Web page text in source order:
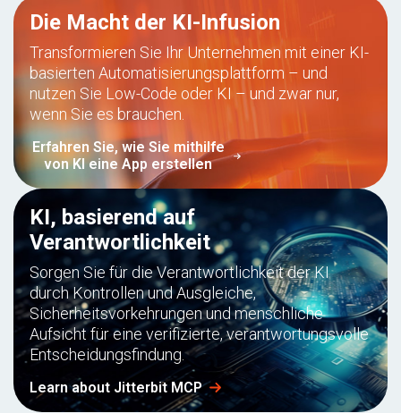
Die Macht der KI-Infusion
Transformieren Sie Ihr Unternehmen mit einer KI-
basierten Automatisierungsplattform – und
nutzen Sie Low-Code oder KI – und zwar nur,
wenn Sie es brauchen.
Erfahren Sie, wie Sie mithilfe
von KI eine App erstellen
KI, basierend auf
Verantwortlichkeit
Sorgen Sie für die Verantwortlichkeit der KI
durch Kontrollen und Ausgleiche,
Sicherheitsvorkehrungen und menschliche
Aufsicht für eine verifizierte, verantwortungsvolle
Entscheidungsfindung.
Learn about Jitterbit MCP